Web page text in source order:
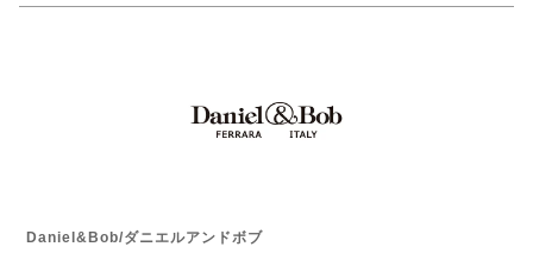
Daniel&Bob/ダニエルアンドボブ